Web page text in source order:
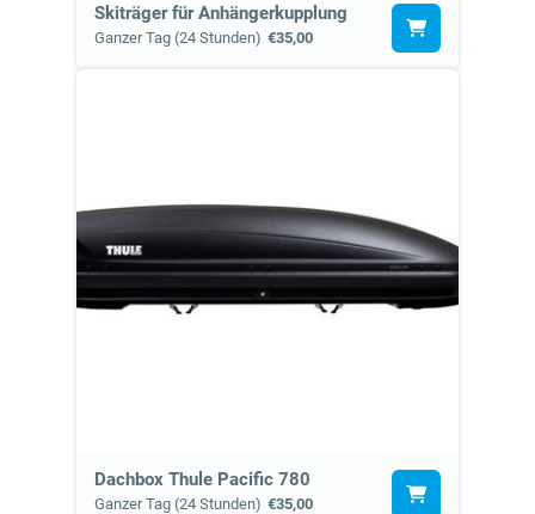
Skiträger für Anhängerkupplung
Ganzer Tag (24 Stunden) €35,00
Dachbox Thule Pacific 780
Ganzer Tag (24 Stunden) €35,00